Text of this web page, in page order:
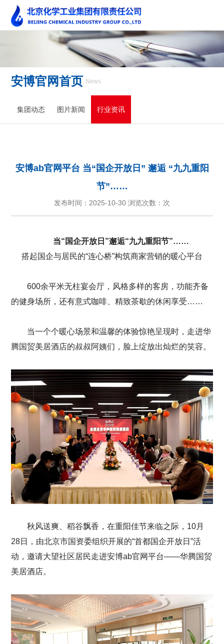
安博官网首页 News
集团动态 图片新闻 行业资讯
安博ab官网平台 当“国企开放日” 邂逅 “九九重阳
节”……
发布时间：2025-10-30 浏览次数： 次
当“国企开放日”邂逅“九九重阳节”……
搭起国企与居民的“连心桥”构筑商家营销的暖心平台
600余平米无柱宴会厅，风格多样的客房，功能齐备
的健身场所，还有意式咖啡、精致茶歇的休闲享受……
当一个个暖心场景和温馨的体验惊艳呈现时，走进华
腾国贸美居酒店的叔叔阿姨们，脸上绽放出灿烂的笑容。
秋风送爽、稻谷飘香，在重阳佳节来临之际，10月
28日，由北京市国资委组织开展的“首都国企开放日”活
动，邀请大望社区居民走进安博ab官网平台——华腾国贸
美居酒店。